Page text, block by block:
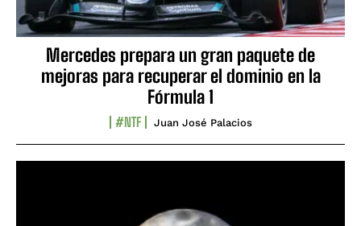
Mercedes prepara un gran paquete de
mejoras para recuperar el dominio en la
Fórmula 1
#NTF Juan José Palacios